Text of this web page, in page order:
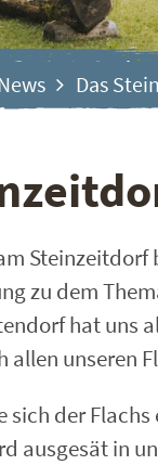
Das
Steinzeitdorf
zu dem
hat uns
allen unseren
sich der
ausgesät in